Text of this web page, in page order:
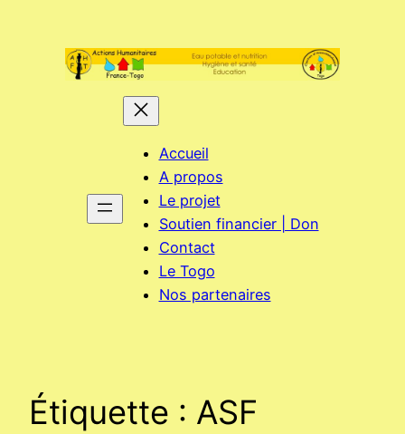
Accueil
A propos
Le projet
Soutien financier | Don
Contact
Le Togo
Nos partenaires
Étiquette : ASF